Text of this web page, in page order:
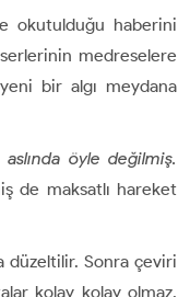
okutulduğu haberini
medreselere
bir algı meydana
öyle değilmiş.
de maksatlı hareket
düzeltilir. Sonra çeviri
kolay kolay olmaz.